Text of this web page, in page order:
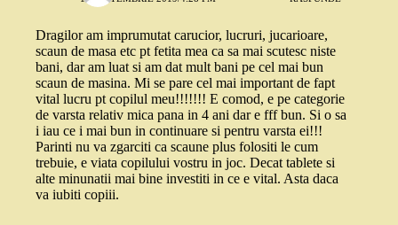
Dragilor am imprumutat carucior, lucruri, jucarioare,
scaun de masa etc pt fetita mea ca sa mai scutesc niste
bani, dar am luat si am dat mult bani pe cel mai bun
scaun de masina. Mi se pare cel mai important de fapt
vital lucru pt copilul meu!!!!!!! E comod, e pe categorie
de varsta relativ mica pana in 4 ani dar e fff bun. Si o sa
i iau ce i mai bun in continuare si pentru varsta ei!!!
Parinti nu va zgarciti ca scaune plus folositi le cum
trebuie, e viata copilului vostru in joc. Decat tablete si
alte minunatii mai bine investiti in ce e vital. Asta daca
va iubiti copiii.